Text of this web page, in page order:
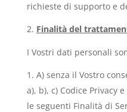
richieste di supporto e
Finalità del
I Vostri dati personali
A) senza il Vostro
a), b), c) Codice Privacy
le seguenti Finalità di